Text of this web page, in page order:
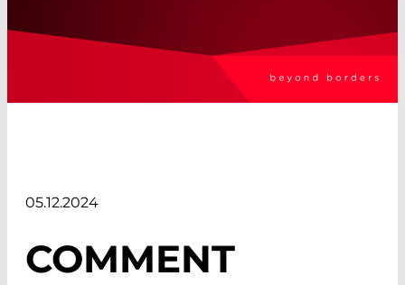
05.12.2024
COMMENT